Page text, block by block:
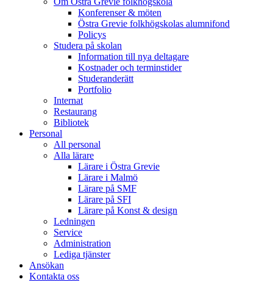
Konferenser & möten
Östra Grevie folkhögskolas alumnifond
Policys
Studera på skolan
Information till nya deltagare
Kostnader och terminstider
Studeranderätt
Portfolio
Internat
Restaurang
Bibliotek
Personal
All personal
Alla lärare
Lärare i Östra Grevie
Lärare i Malmö
Lärare på SMF
Lärare på SFI
Lärare på Konst & design
Ledningen
Service
Administration
Lediga tjänster
Ansökan
Kontakta oss